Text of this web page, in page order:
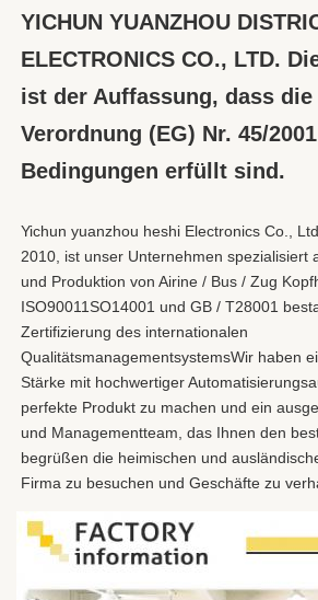
YICHUN YUANZHOU
ELECTRONICS CO., LTD.
ist der Auffassung, dass
Verordnung (EG) Nr. 45/
Bedingungen erfüllt sind.
Yichun yuanzhou heshi Electronics Co.,
2010, ist unser Unternehmen spezialisiert
und Produktion von Airine / Bus / Zug
ISO90011SO14001 und GB / T28001
Zertifizierung des internationalen
QualitätsmanagementsystemsWir haben
Stärke mit hochwertiger
perfekte Produkt zu machen und ein
und Managementteam, das Ihnen den
begrüßen die heimischen und
Firma zu besuchen und Geschäfte zu